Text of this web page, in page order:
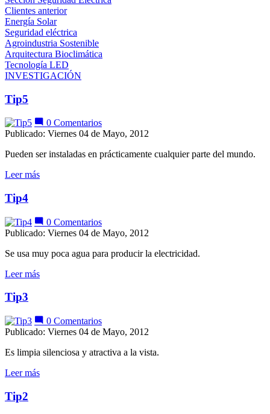
Clientes anterior
Energía Solar
Seguridad eléctrica
Agroindustria Sostenible
Arquitectura Bioclimática
Tecnología LED
INVESTIGACIÓN
Tip5
0 Comentarios
Publicado: Viernes 04 de Mayo, 2012
Pueden ser instaladas en prácticamente cualquier parte del mundo.
Leer más
Tip4
0 Comentarios
Publicado: Viernes 04 de Mayo, 2012
Se usa muy poca agua para producir la electricidad.
Leer más
Tip3
0 Comentarios
Publicado: Viernes 04 de Mayo, 2012
Es limpia silenciosa y atractiva a la vista.
Leer más
Tip2